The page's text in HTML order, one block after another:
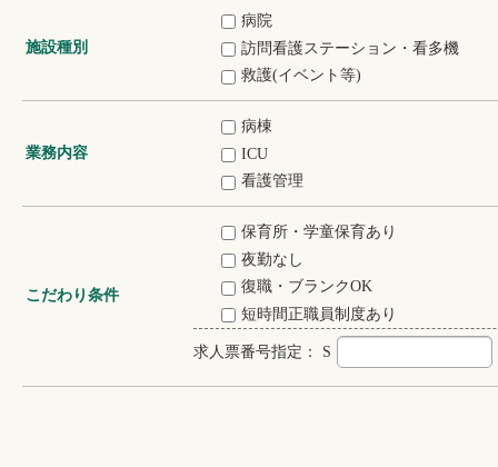
施設種別
病院
訪問看護ステーション・看多機
救護(イベント等)
業務内容
病棟
ICU
看護管理
こだわり条件
保育所・学童保育あり
夜勤なし
復職・ブランクOK
短時間正職員制度あり
求人票番号指定： S